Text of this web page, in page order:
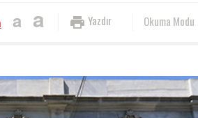
Okuma Modu
Yazdır
a a